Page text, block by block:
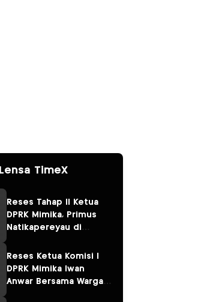
Lensa TimeX
Reses Tahap II Ketua
DPRK Mimika, Primus
Natikapereyau di
Pulau Karaka
Reses Ketua Komisi I
DPRK Mimika Iwan
Anwar Bersama Warga